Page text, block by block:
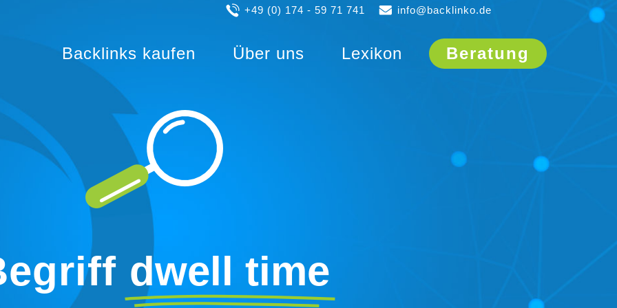
+49 (0) 174 - 59 71 741 info@backlinko.de
Backlinks kaufen Über uns Lexikon Beratung
dwell time